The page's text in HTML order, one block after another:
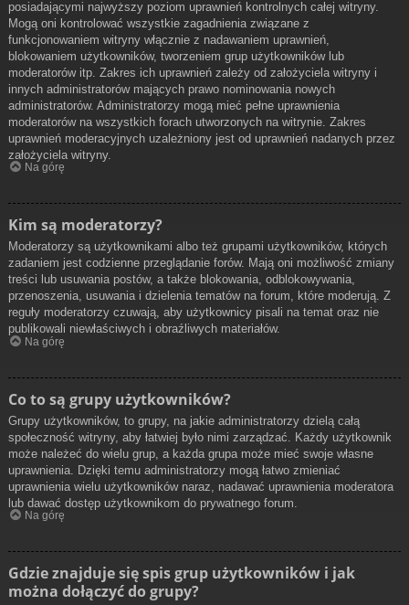
posiadającymi najwyższy poziom uprawnień kontrolnych całej witryny.
Mogą oni kontrolować wszystkie zagadnienia związane z
funkcjonowaniem witryny włącznie z nadawaniem uprawnień,
blokowaniem użytkowników, tworzeniem grup użytkowników lub
moderatorów itp. Zakres ich uprawnień zależy od założyciela witryny i
innych administratorów mających prawo nominowania nowych
administratorów. Administratorzy mogą mieć pełne uprawnienia
moderatorów na wszystkich forach utworzonych na witrynie. Zakres
uprawnień moderacyjnych uzależniony jest od uprawnień nadanych przez
założyciela witryny.
Na górę
Kim są moderatorzy?
Moderatorzy są użytkownikami albo też grupami użytkowników, których
zadaniem jest codzienne przeglądanie forów. Mają oni możliwość zmiany
treści lub usuwania postów, a także blokowania, odblokowywania,
przenoszenia, usuwania i dzielenia tematów na forum, które moderują. Z
reguły moderatorzy czuwają, aby użytkownicy pisali na temat oraz nie
publikowali niewłaściwych i obraźliwych materiałów.
Na górę
Co to są grupy użytkowników?
Grupy użytkowników, to grupy, na jakie administratorzy dzielą całą
społeczność witryny, aby łatwiej było nimi zarządzać. Każdy użytkownik
może należeć do wielu grup, a każda grupa może mieć swoje własne
uprawnienia. Dzięki temu administratorzy mogą łatwo zmieniać
uprawnienia wielu użytkowników naraz, nadawać uprawnienia moderatora
lub dawać dostęp użytkownikom do prywatnego forum.
Na górę
Gdzie znajduje się spis grup użytkowników i jak
można dołączyć do grupy?